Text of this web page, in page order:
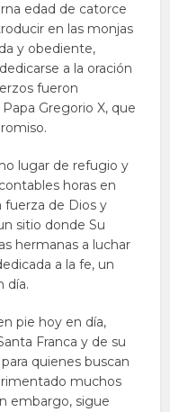
edad de catorce
en las monjas
y obediente,
a la oración
fueron
Gregorio X, que
lugar de refugio y
horas en
fuerza de Dios y
sitio donde Su
hermanas a luchar
a la fe, un
día.
pie hoy en día,
Franca y de su
quienes buscan
muchos
embargo, sigue